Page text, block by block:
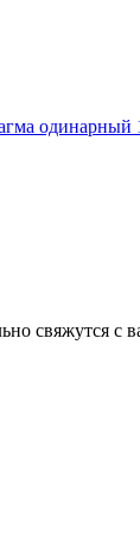
одинарный
свяжутся с